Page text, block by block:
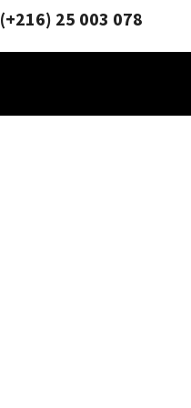
(+216) 25 003 078